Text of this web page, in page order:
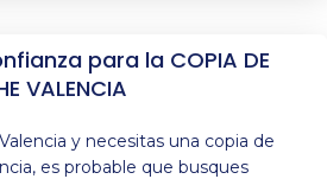
para la COPIA DE
VALENCIA
y necesitas una copia de
es probable que busques